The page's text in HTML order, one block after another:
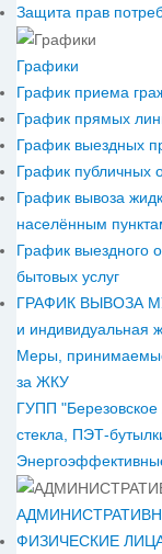
Защита прав
Графики
График приема
График прямых
График выездных
График публичных
График вывоза
населённым
График выездного
бытовых услуг
ГРАФИК ВЫВОЗА
и индивидуальная
Меры,
за ЖКУ
ГУПП "Березовское
стекла, ПЭТ-
ФИЗИЧЕСКИЕ